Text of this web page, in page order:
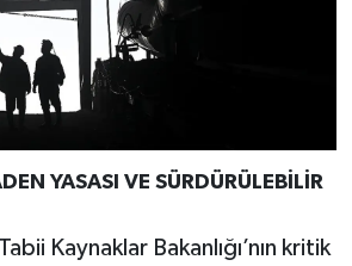
YASASI VE SÜRDÜRÜLEBİLİR
Kaynaklar Bakanlığı’nın kritik